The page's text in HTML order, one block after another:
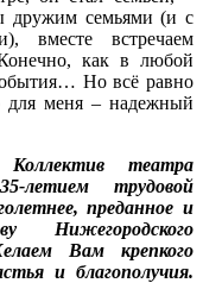
дружим семьями (и с
вместе встречаем
как в любой
Но всё равно
для меня – надежный
театра
летием трудовой
преданное и
Нижегородского
Вам крепкого
и благополучия.